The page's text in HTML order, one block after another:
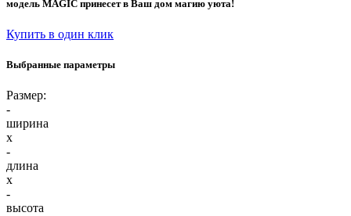
модель MAGIC принесет в Ваш дом магию уюта!
Купить в один клик
Выбранные параметры
Размер:
-
ширина
x
-
длина
x
-
высота